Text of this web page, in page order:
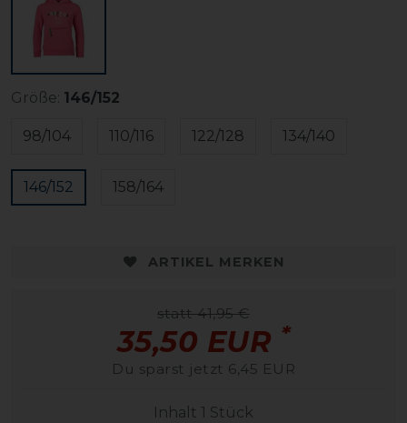
Größe: 146/152
98/104 110/116 122/128 134/140
146/152 158/164
ARTIKEL MERKEN
statt 41,95 €
35,50 EUR *
Du sparst jetzt 6,45 EUR
Inhalt 1 Stück